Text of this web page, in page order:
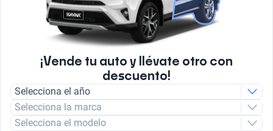
¡Vende tu auto y llévate otro con
descuento!
Selecciona el año
Selecciona la marca
Selecciona el modelo